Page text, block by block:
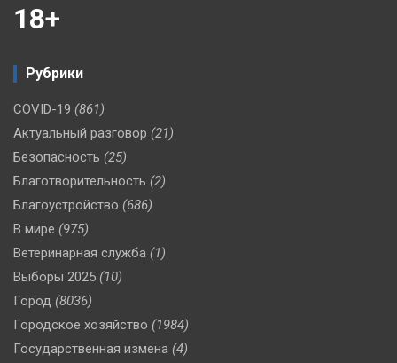
18+
Рубрики
COVID-19 (861)
Актуальный разговор (21)
Безопасность (25)
Благотворительность (2)
Благоустройство (686)
В мире (975)
Ветеринарная служба (1)
Выборы 2025 (10)
Город (8036)
Городское хозяйство (1984)
Государственная измена (4)